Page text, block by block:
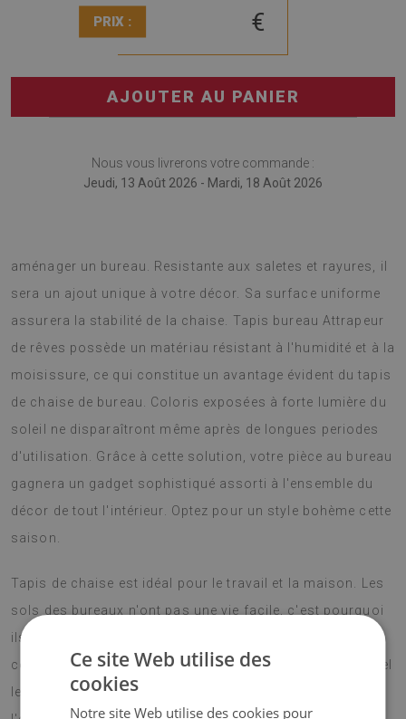
PRIX : €
AJOUTER AU PANIER
Nous vous livrerons votre commande :
Jeudi, 13 Août 2026 - Mardi, 18 Août 2026
aménager un bureau. Resistante aux saletes et rayures, il
sera un ajout unique à votre décor. Sa surface uniforme
assurera la stabilité de la chaise. Tapis bureau Attrapeur
de rêves possède un matériau résistant à l'humidité et à la
moisissure, ce qui constitue un avantage évident du tapis
de chaise de bureau. Coloris exposées à forte lumière du
soleil ne disparaîtront même après de longues periodes
d'utilisation. Grâce à cette solution, votre pièce au bureau
gagnera un gadget sophistiqué assorti à l'ensemble du
décor de tout l'intérieur. Optez pour un style bohème cette
saison.
Tapis de chaise est idéal pour le travail et la maison. Les
sols des bureaux n'ont pas une vie facile, c'est pourquoi
ils ont donc besoin d'une protection supplémentaire
contre les dommages. De plus, le matériau à partir duquel
les tapis sont fabriqués est facile à entretenir, il suffit de
Ce site Web utilise des
cookies
Notre site Web utilise des cookies pour